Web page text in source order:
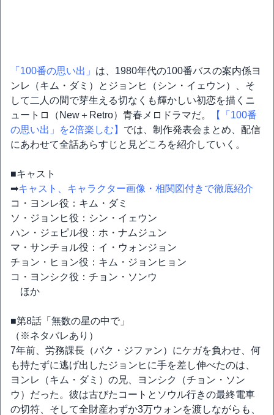
「100番の思い出」 は、1980年代の100番バスの案内係ヨ
ンレ（キム・ダミ）とジョンヒ（シン・イェウン）、そ
して二人の間で芽生える切なくも輝かしい初恋を描くニ
ュートロ（New＋Retro）青春メロドラマだ。
【「100番
の思い出」を2倍楽しむ】 では、制作発表会まとめ、配信
にあわせて全話あらすじと見どころを紹介していく。
■キャスト
➡キャスト、キャラクター画像・相関図付きで徹底紹介
コ・ヨンレ役：キム・ダミ
ソ・ジョンヒ役：シン・イェウン
ハン・ジェピル役：ホ・ナムジュン
マ・サンチョル役：イ・ウォンジョン
チョン・ヒョン役：キム・ジョンヒョン
コ・ヨンシク役：チョン・ソンウ
ほか
■第8話「無数の星の中で」
（※ネタバレあり）
7年前、労務課長（パク・ジファン）にケガを負わせ、何
も持たずに逃げ出したジョンヒに手を差し伸べたのは、
ヨンレ（キム・ダミ）の兄、ヨンシク（チョン・ソン
ウ）だった。彼は古びたコートとソウル行きの最終電車
の切符、そして全財産わずか3万ウォンを渡しながらも、